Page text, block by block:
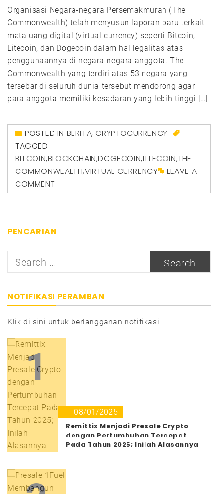
Organisasi Negara-negara Persemakmuran (The
Commonwealth) telah menyusun laporan baru terkait
mata uang digital (virtual currency) seperti Bitcoin,
Litecoin, dan Dogecoin dalam hal legalitas atas
penggunaannya di negara-negara anggota. The
Commonwealth yang terdiri atas 53 negara yang
tersebar di seluruh dunia tersebut mendorong agar
para anggota memiliki kesadaran yang lebih tinggi […]
POSTED IN BERITA,CRYPTOCURRENCY
TAGGED
BITCOIN,BLOCKCHAIN,DOGECOIN,LITECOIN,THE
COMMONWEALTH,VIRTUAL CURRENCY
LEAVE A
COMMENT
PENCARIAN
Search
NOTIFIKASI PERAMBAN
Klik di sini untuk berlangganan notifikasi
1
08/01/2025
Remittix Menjadi Presale Crypto
dengan Pertumbuhan Tercepat
Pada Tahun 2025; Inilah Alasannya